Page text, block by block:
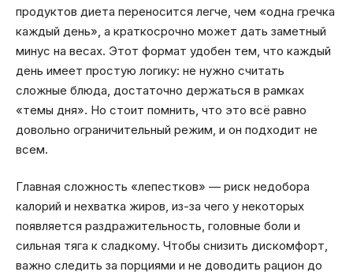
продуктов диета переносится легче, чем «одна гречка
каждый день», а краткосрочно может дать заметный
минус на весах. Этот формат удобен тем, что каждый
день имеет простую логику: не нужно считать
сложные блюда, достаточно держаться в рамках
«темы дня». Но стоит помнить, что это всё равно
довольно ограничительный режим, и он подходит не
всем.
Главная сложность «лепестков» — риск недобора
калорий и нехватка жиров, из-за чего у некоторых
появляется раздражительность, головные боли и
сильная тяга к сладкому. Чтобы снизить дискомфорт,
важно следить за порциями и не доводить рацион до